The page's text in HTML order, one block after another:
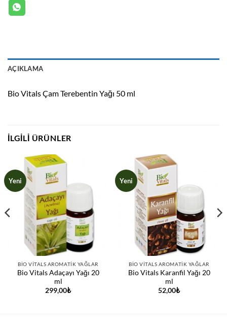
AÇIKLAMA
Bio Vitals Çam Terebentin Yağı 50 ml
İLGILI ÜRÜNLER
Yeni
BIO VITALS AROMATIK YAĞLAR
Bio Vitals Adaçayı Yağı 20
ml
299,00₺
Yeni
BIO VITALS AROMATIK YAĞLAR
Bio Vitals Karanfil Yağı 20
ml
52,00₺